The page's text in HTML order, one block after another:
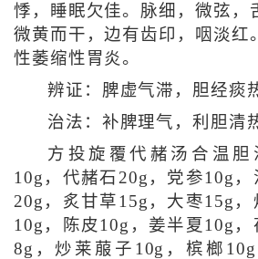
悸，睡眠欠佳。脉细，微弦，
微黄而干，边有齿印，咽淡红
性萎缩性胃炎。
辨证：脾虚气滞，胆经痰
治法：补脾理气，利胆清
方投旋覆代赭汤合温胆
10g，代赭石20g，党参10g
20g，炙甘草15g，大枣15g
10g，陈皮10g，姜半夏10g
8g，炒莱菔子10g，槟榔